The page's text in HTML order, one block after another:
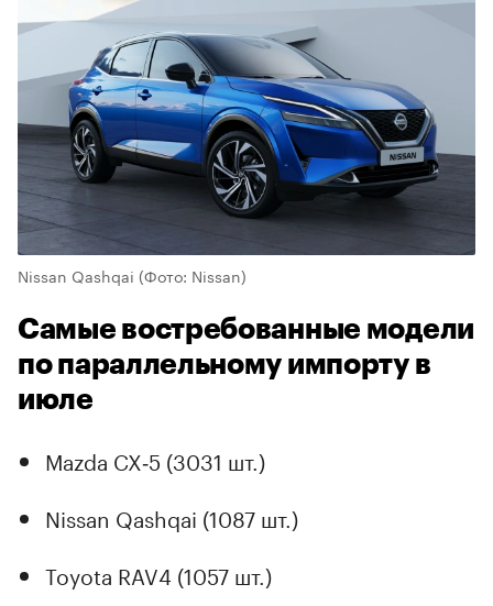
Nissan Qashqai (Фото: Nissan)
Самые востребованные модели
по параллельному импорту в
июле
Mazda CX‑5 (3031 шт.)
Nissan Qashqai (1087 шт.)
Toyota RAV4 (1057 шт.)